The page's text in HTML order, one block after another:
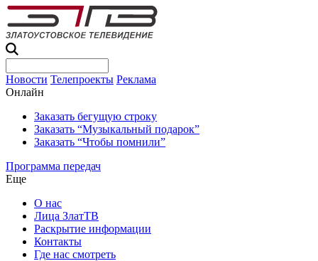
Новости Телепроекты Реклама
Онлайн
Заказать бегущую строку
Заказать “Музыкальный подарок”
Заказать “Чтобы помнили”
Программа передач
Еще
О нас
Лица ЗлатТВ
Раскрытие информации
Контакты
Где нас смотреть